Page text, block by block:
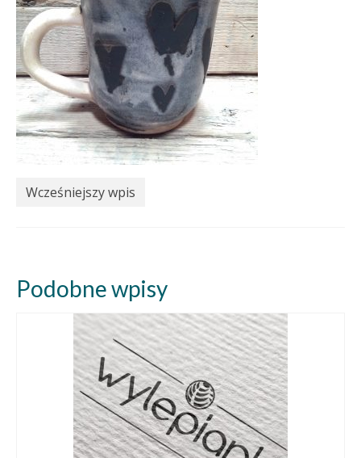
Wcześniejszy wpis
Podobne wpisy